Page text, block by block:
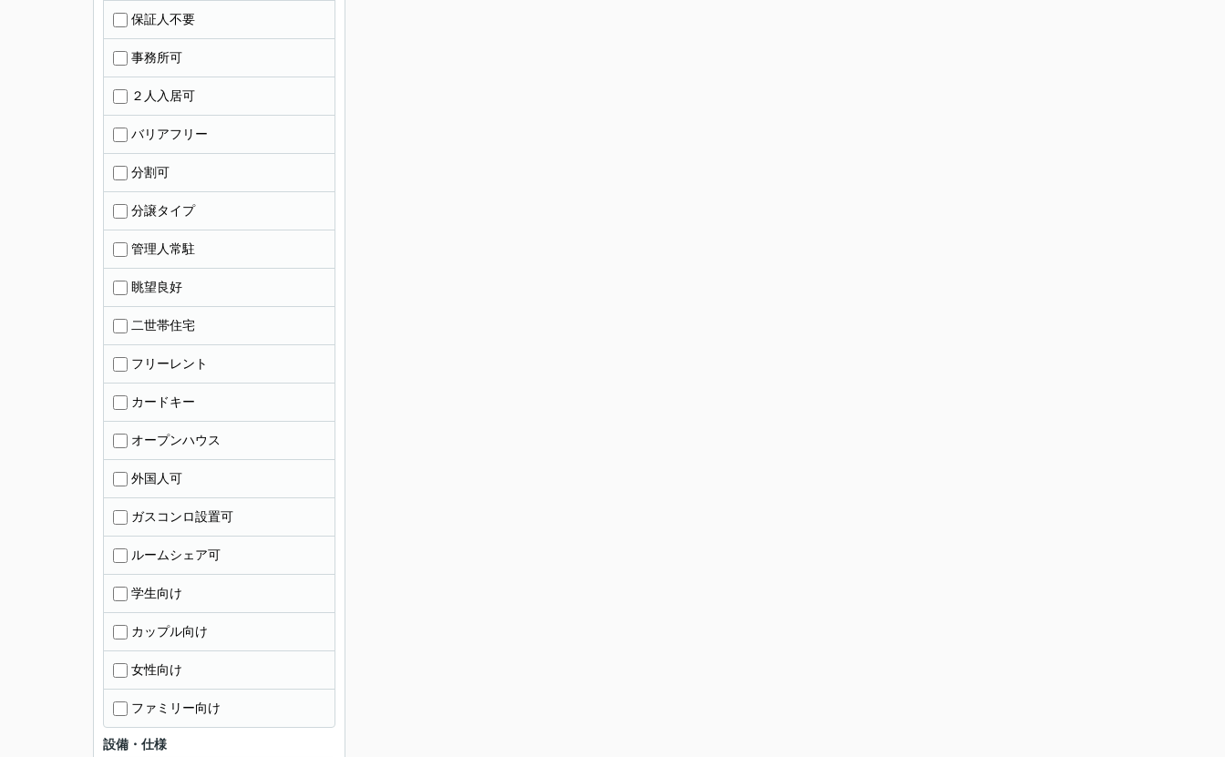
保証人不要
事務所可
２人入居可
バリアフリー
分割可
分譲タイプ
管理人常駐
眺望良好
二世帯住宅
フリーレント
カードキー
オープンハウス
外国人可
ガスコンロ設置可
ルームシェア可
学生向け
カップル向け
女性向け
ファミリー向け
設備・仕様